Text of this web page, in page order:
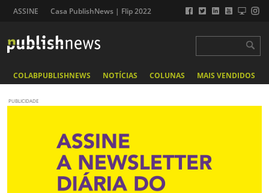
ASSINE Casa PublishNews | Flip 2022
COLABPUBLISHNEWS NOTÍCIAS COLUNAS MAIS VENDIDOS
PUBLICIDADE